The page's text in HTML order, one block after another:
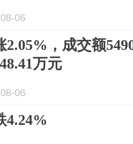
06
2.05%，成交额
万元
06
4.24%